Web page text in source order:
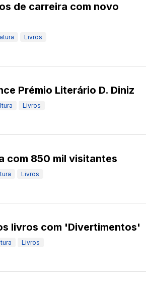
de carreira com novo
Livros
Prémio Literário D. Diniz
Livros
com 850 mil visitantes
Livros
livros com 'Divertimentos'
Livros